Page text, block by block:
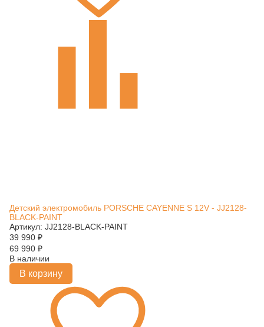
Детский электромобиль PORSCHE CAYENNE S 12V - JJ2128-
BLACK-PAINT
Артикул: JJ2128-BLACK-PAINT
39 990 ₽
69 990 ₽
В наличии
В корзину